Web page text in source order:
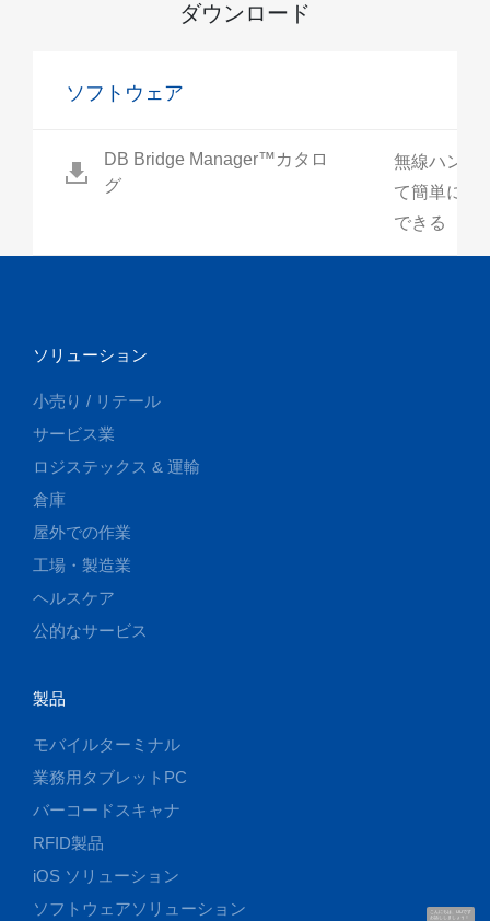
こんにちは、UUです
お話ししましょう！
ダウンロード
ソフトウェア
DB Bridge Manager™カタロ
グ
無線ハンデ
て簡単にデ
できる
ソリューション
小売り / リテール
サービス業
ロジステックス & 運輸
倉庫
屋外での作業
工場・製造業
ヘルスケア
公的なサービス
製品
モバイルターミナル
業務用タブレットPC
バーコードスキャナ
RFID製品
iOS ソリューション
ソフトウェアソリューション